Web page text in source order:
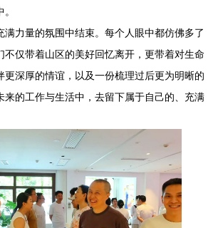
力量的氛围中结束。每个人眼中都仿佛多了
不仅带着山区的美好回忆离开，更带着对生命
更深厚的情谊，以及一份梳理过后更为明晰的
来的工作与生活中，去留下属于自己的、充满